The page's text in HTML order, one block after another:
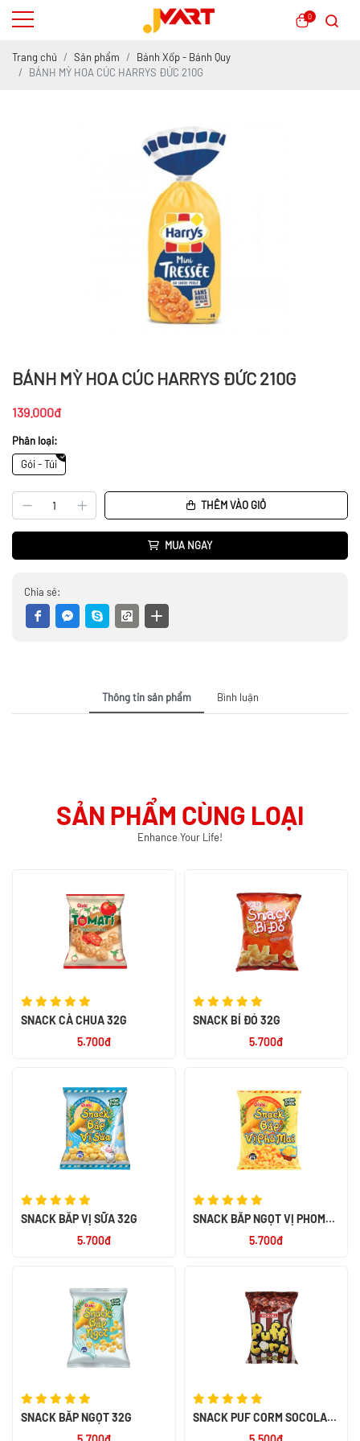
0
Trang chủ Sản phẩm
Bánh Xốp - Bánh Quy
BÁNH MỲ HOA CÚC HARRYS ĐỨC 210G
BÁNH MỲ HOA CÚC HARRYS ĐỨC 210G
139.000đ
Phân loại:
Gói - Túi
THÊM VÀO GIỎ
MUA NGAY
Chia sẻ:
Thông tin sản phẩm Bình luận
SẢN PHẨM CÙNG LOẠI
Enhance Your Life!
SNACK CÀ CHUA 32G
5.700đ
SNACK BÍ ĐỎ 32G
5.700đ
SNACK BẮP VỊ SỮA 32G
5.700đ
SNACK BẮP NGỌT VỊ PHOMAI
5.700đ
SNACK BẮP NGỌT 32G
SNACK PUF CORM SOCOLA